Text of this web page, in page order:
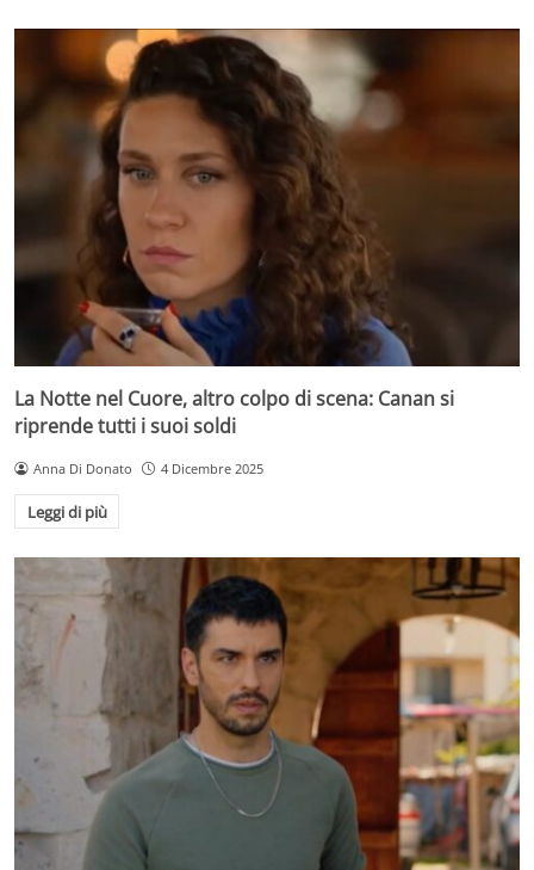
La Notte nel Cuore, altro colpo di scena: Canan si
riprende tutti i suoi soldi
Anna Di Donato 4 Dicembre 2025
Leggi di più